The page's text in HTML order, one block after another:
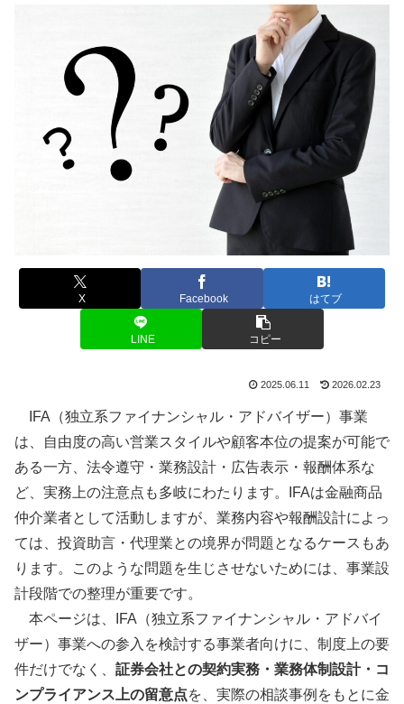
X Facebook はてブ
LINE コピー
2025.06.11 2026.02.23
IFA（独立系ファイナンシャル・アドバイザー）事業
は、自由度の高い営業スタイルや顧客本位の提案が可能で
ある一方、法令遵守・業務設計・広告表示・報酬体系な
ど、実務上の注意点も多岐にわたります。IFAは金融商品
仲介業者として活動しますが、業務内容や報酬設計によっ
ては、投資助言・代理業との境界が問題となるケースもあ
ります。このような問題を生じさせないためには、事業設
計段階での整理が重要です。
本ページは、IFA（独立系ファイナンシャル・アドバイ
ザー）事業への参入を検討する事業者向けに、制度上の要
件だけでなく、 証券会社との契約実務・業務体制設計・コ
ンプライアンス上の留意点を、実際の相談事例をもとに金